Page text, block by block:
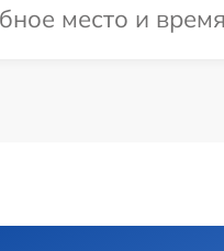
место и